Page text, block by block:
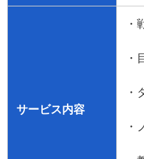
サービス内容
・
・
・
・